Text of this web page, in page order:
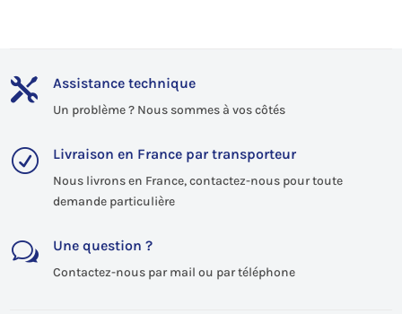
 Assistance technique
Un problème ? Nous sommes à vos côtés
R Livraison en France par transporteur
Nous livrons en France, contactez-nous pour toute
demande particulière
w Une question ?
Contactez-nous par mail ou par téléphone